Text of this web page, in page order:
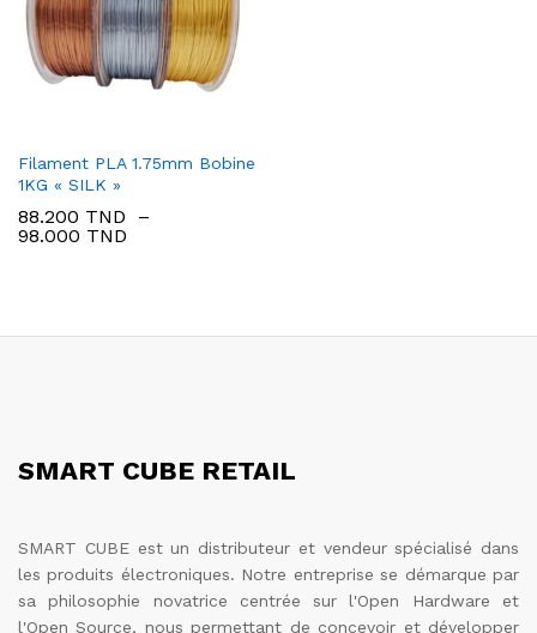
Filament PLA 1.75mm Bobine
1KG « SILK »
88.200 TND
–
98.000 TND
SMART CUBE RETAIL
SMART CUBE est un distributeur et vendeur spécialisé dans
les produits électroniques. Notre entreprise se démarque par
sa philosophie novatrice centrée sur l'Open Hardware et
l'Open Source, nous permettant de concevoir et développer